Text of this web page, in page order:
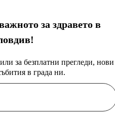
за здравето в
за безплатни прегледи, нови
в града ни.